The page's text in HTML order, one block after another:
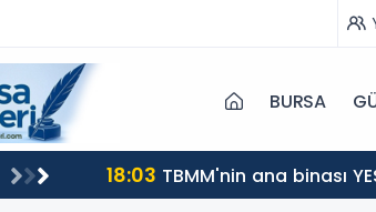
BURSA
18:03 TBMM'nin ana binası